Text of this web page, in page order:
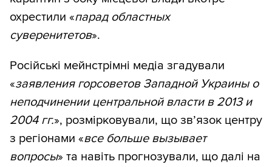
охрестили «парад областных
суверенитетов».
Російські мейнстрімні медіа згадували
«заявления горсоветов Западной Украины о
неподчинении центральной власти в 2013 и
2004 гг.», розмірковували, що зв’язок центру
з регіонами «все больше вызывает
вопросы» та навіть прогнозували, що далі на